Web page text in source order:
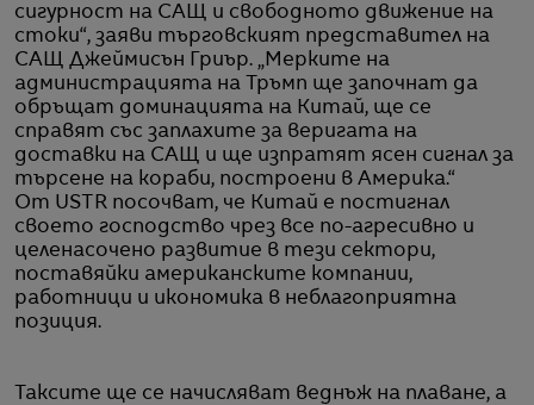
сигурност на САЩ и свободното движение на
стоки“, заяви търговският представител на
САЩ Джеймисън Гриър. „Мерките на
администрацията на Тръмп ще започнат да
обръщат доминацията на Китай, ще се
справят със заплахите за веригата на
доставки на САЩ и ще изпратят ясен сигнал за
търсене на кораби, построени в Америка.“
От USTR посочват, че Китай е постигнал
своето господство чрез все по-агресивно и
целенасочено развитие в тези сектори,
поставяйки американските компании,
работници и икономика в неблагоприятна
позиция.
Таксите ще се начисляват веднъж на плаване, а